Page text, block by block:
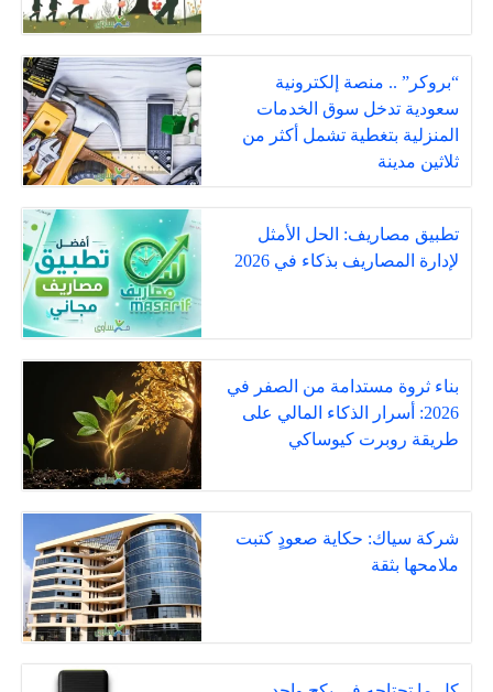
“بروكر” .. منصة إلكترونية
سعودية تدخل سوق الخدمات
المنزلية بتغطية تشمل أكثر من
ثلاثين مدينة
تطبيق مصاريف: الحل الأمثل
لإدارة المصاريف بذكاء في 2026
بناء ثروة مستدامة من الصفر في
2026: أسرار الذكاء المالي على
طريقة روبرت كيوساكي
شركة سياك: حكاية صعودٍ كتبت
ملامحها بثقة